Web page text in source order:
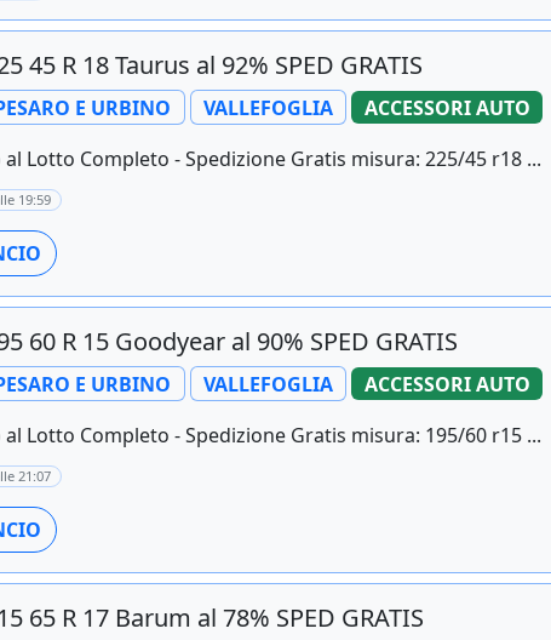
45 R 18 Taurus al 92% SPED GRATIS
E URBINO VALLEFOGLIA
ACCESSORI AUTO
Lotto Completo - Spedizione Gratis misura: 225/45 r18 ...
19:59
60 R 15 Goodyear al 90% SPED GRATIS
E URBINO VALLEFOGLIA
ACCESSORI AUTO
Lotto Completo - Spedizione Gratis misura: 195/60 r15 ...
21:07
65 R 17 Barum al 78% SPED GRATIS